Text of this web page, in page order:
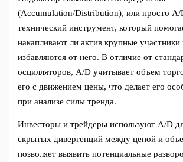
(Accumulation/Distribution), или просто
технический инструмент, который
накапливают ли актив крупные
избавляются от него. В отличие от
осцилляторов, A/D учитывает объем
его с движением цены, что делает его
при анализе силы тренда.
Инвесторы и трейдеры используют A/D
скрытых дивергенций между ценой и
позволяет выявить потенциальные